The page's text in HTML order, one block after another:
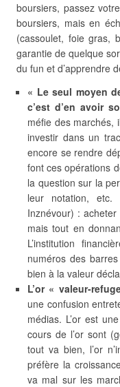
boursiers, passez
boursiers, mais en
(cassoulet, foie gras,
garantie de quelque
du fun et d’apprendre
« Le seul moyen
c’est d’en avoir
méfie des marchés,
investir dans un
encore se rendre
font ces opérations
la question sur la
leur notation,
Inznévour) :
mais tout en
L’institution
numéros des
bien à la valeur
L’or « valeur-
une confusion
médias. L’or est
cours de l’or sont
tout va bien, l’or
préfère la
va mal sur les